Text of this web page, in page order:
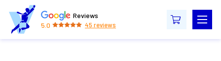
Reviews
5.0
45 reviews